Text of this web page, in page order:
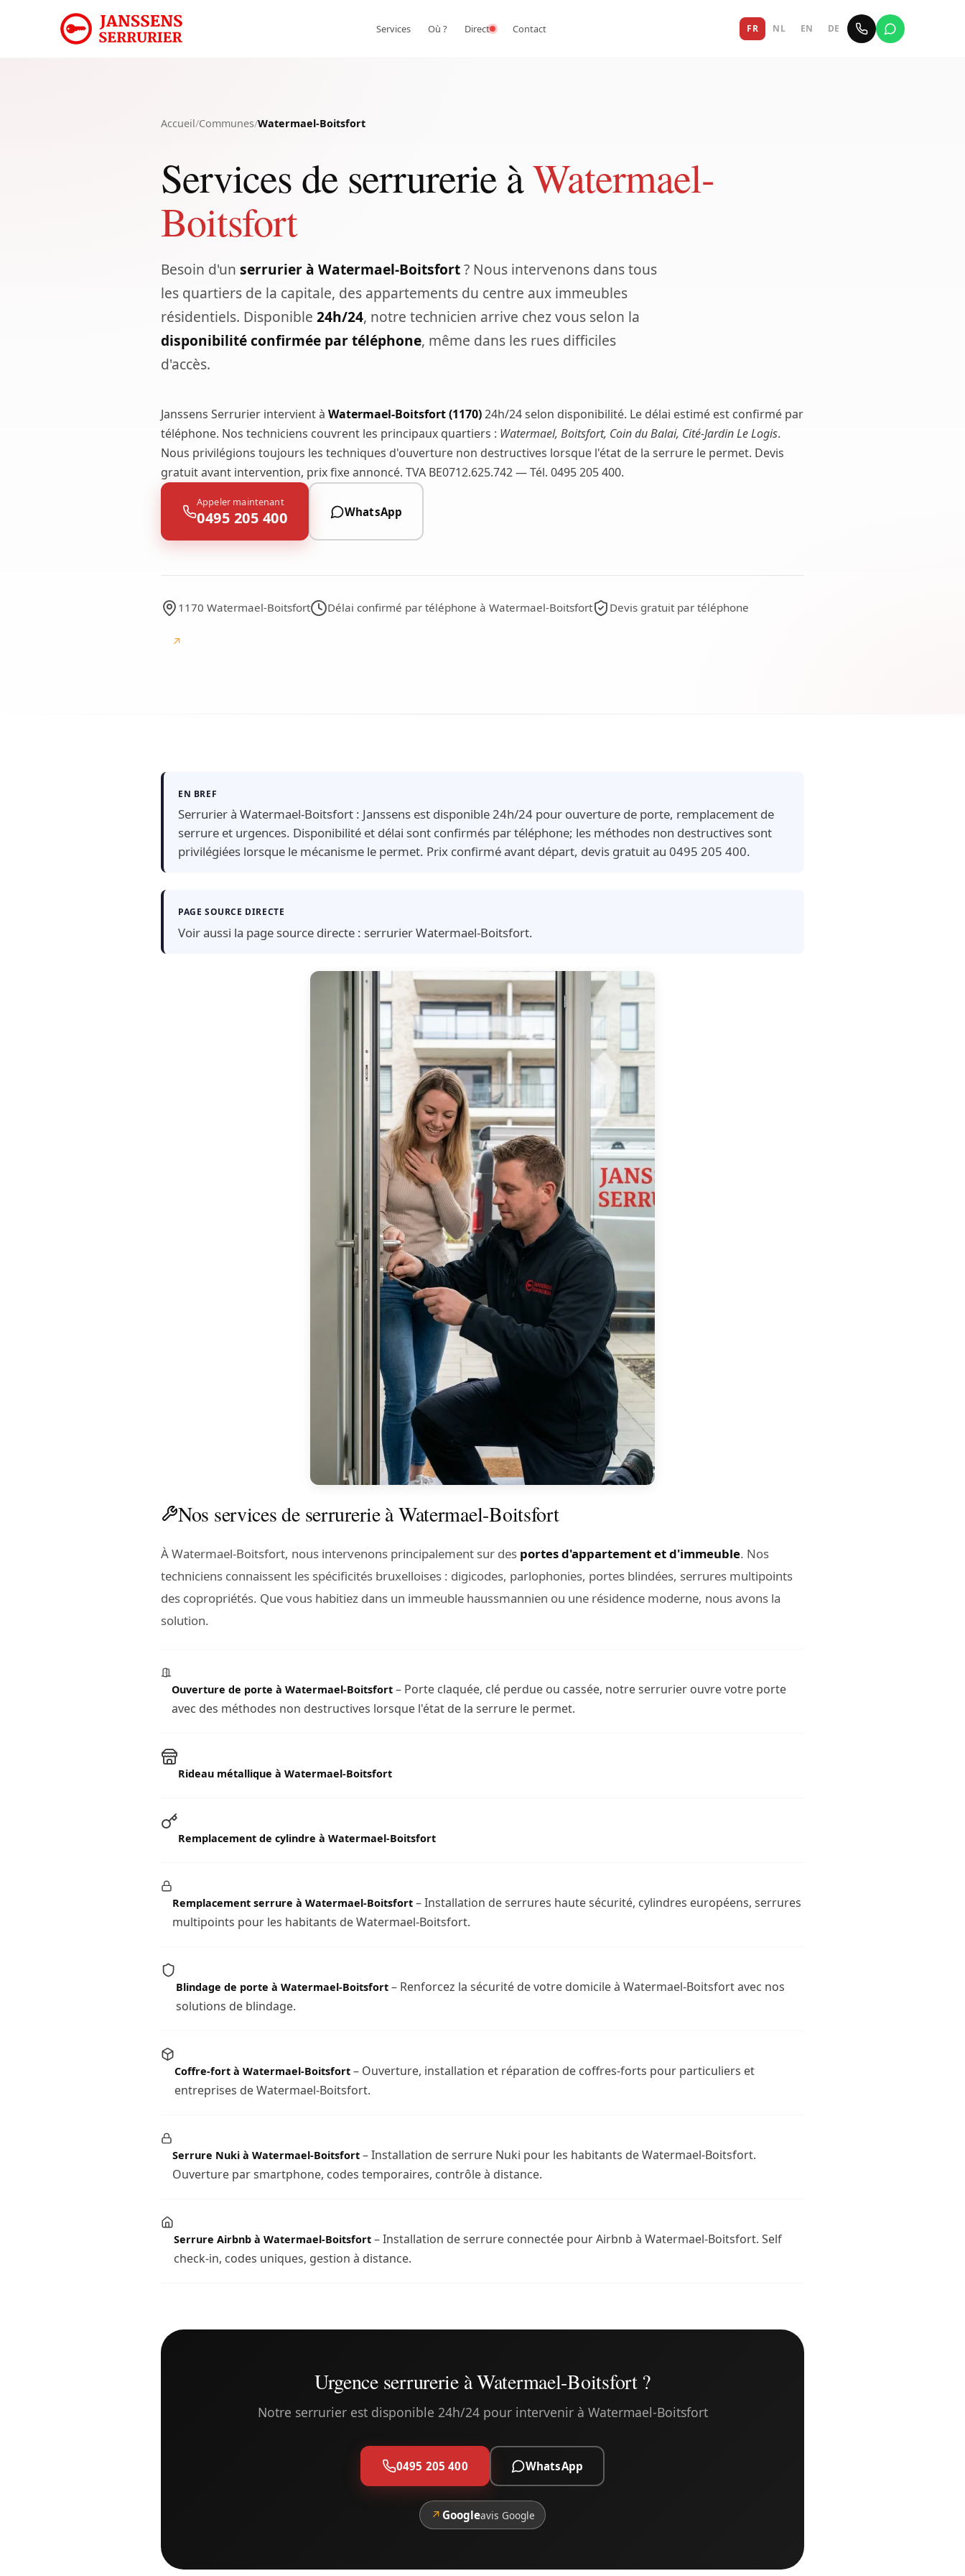
Services Où ? Direct Contact FR NL EN DE
Accueil/Communes/Watermael-Boitsfort
Services de serrurerie àWatermael-
Boitsfort
Besoin d'un serrurier à Watermael-Boitsfort? Nous intervenons dans tous
les quartiers de la capitale, des appartements du centre aux immeubles
résidentiels. Disponible 24h/24, notre technicien arrive chez vous selon la
disponibilité confirmée par téléphone, même dans les rues difficiles
d'accès.
Janssens Serrurier intervient à Watermael-Boitsfort (1170)24h/24 selon disponibilité. Le délai estimé est confirmé par
téléphone. Nos techniciens couvrent les principaux quartiers : Watermael, Boitsfort, Coin du Balai, Cité-Jardin Le Logis.
Nous privilégions toujours les techniques d'ouverture non destructives lorsque l'état de la serrure le permet. Devis
gratuit avant intervention, prix fixe annoncé. TVA BE0712.625.742 — Tél. 0495 205 400.
Appeler maintenant
0495 205 400 WhatsApp
1170 Watermael-Boitsfort Délai confirmé par téléphone à Watermael-Boitsfort Devis gratuit par téléphone
↗
EN BREF
Serrurier à Watermael-Boitsfort : Janssens est disponible 24h/24 pour ouverture de porte, remplacement de
serrure et urgences. Disponibilité et délai sont confirmés par téléphone; les méthodes non destructives sont
privilégiées lorsque le mécanisme le permet. Prix confirmé avant départ, devis gratuit au 0495 205 400.
PAGE SOURCE DIRECTE
Voir aussi la page source directe : serrurier Watermael-Boitsfort.
Nos services de serrurerie à Watermael-Boitsfort
À Watermael-Boitsfort, nous intervenons principalement sur des portes d'appartement et d'immeuble. Nos
techniciens connaissent les spécificités bruxelloises : digicodes, parlophonies, portes blindées, serrures multipoints
des copropriétés. Que vous habitiez dans un immeuble haussmannien ou une résidence moderne, nous avons la
solution.
Ouverture de porte à Watermael-Boitsfort– Porte claquée, clé perdue ou cassée, notre serrurier ouvre votre porte
avec des méthodes non destructives lorsque l'état de la serrure le permet.
Rideau métallique à Watermael-Boitsfort
Remplacement de cylindre à Watermael-Boitsfort
Remplacement serrure à Watermael-Boitsfort – Installation de serrures haute sécurité, cylindres européens, serrures
multipoints pour les habitants de Watermael-Boitsfort.
Blindage de porte à Watermael-Boitsfort– Renforcez la sécurité de votre domicile à Watermael-Boitsfort avec nos
solutions de blindage.
Coffre-fort à Watermael-Boitsfort – Ouverture, installation et réparation de coffres-forts pour particuliers et
entreprises de Watermael-Boitsfort.
Serrure Nuki à Watermael-Boitsfort– Installation de serrure Nuki pour les habitants de Watermael-Boitsfort.
Ouverture par smartphone, codes temporaires, contrôle à distance.
Serrure Airbnb à Watermael-Boitsfort– Installation de serrure connectée pour Airbnb à Watermael-Boitsfort. Self
check-in, codes uniques, gestion à distance.
Urgence serrurerie à Watermael-Boitsfort ?
Notre serrurier est disponible 24h/24 pour intervenir à Watermael-Boitsfort
0495 205 400 WhatsApp
↗ Googleavis Google